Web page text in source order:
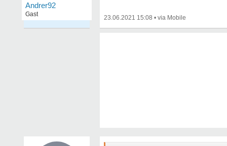
Andrer92
Gast 23.06.2021 15:08 •